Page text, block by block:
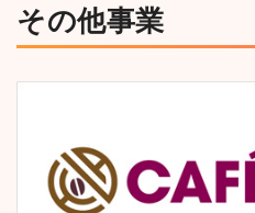
その他事業